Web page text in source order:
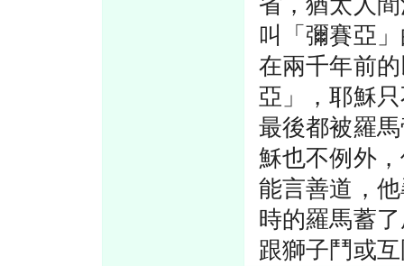
叫「彌賽亞
在兩千年前
亞」，耶穌
最後都被羅
穌也不例外
能言善道，
時的羅馬蓄
跟獅子鬥或